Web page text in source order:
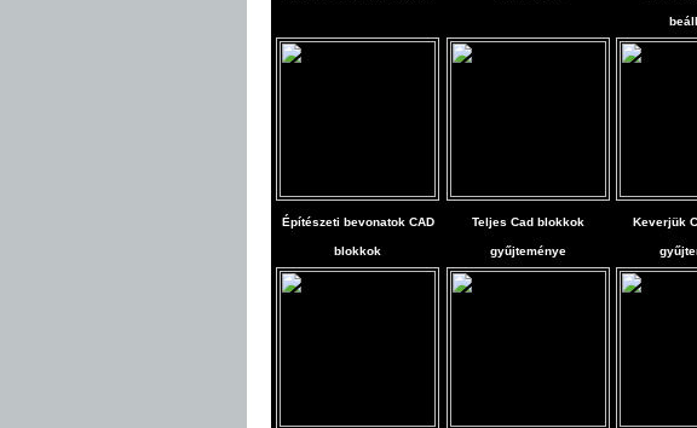
Építészeti bevonatok CAD
blokkok
Teljes Cad blokkok
gyűjteménye
Keverjük